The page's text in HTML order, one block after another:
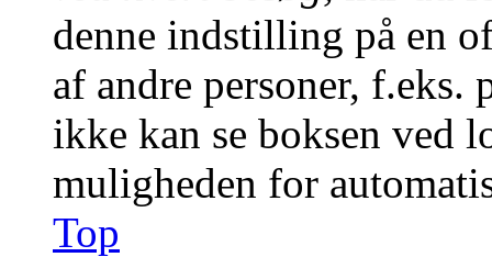
denne indstilling på en
af andre personer,
ikke kan se boksen ved
muligheden for
Top